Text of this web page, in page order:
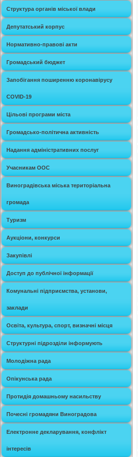
Структура органів міської влади
Депутатський корпус
Нормативно-правові акти
Громадський бюджет
Запобігання поширенню коронавірусу
COVID-19
Цільові програми міста
Громадсько-політична активність
Надання адміністративних послуг
Учасникам ООС
Виноградівська міська територіальна
громада
Туризм
Аукціони, конкурси
Закупівлі
Доступ до публічної інформації
Комунальні підприємства, установи,
заклади
Освіта, культура, спорт, визначні місця
Структурні підрозділи інформують
Молодіжна рада
Опікунська рада
Протидія домашньому насильству
Почесні громадяни Виноградова
Електронне декларування, конфлікт
інтересів